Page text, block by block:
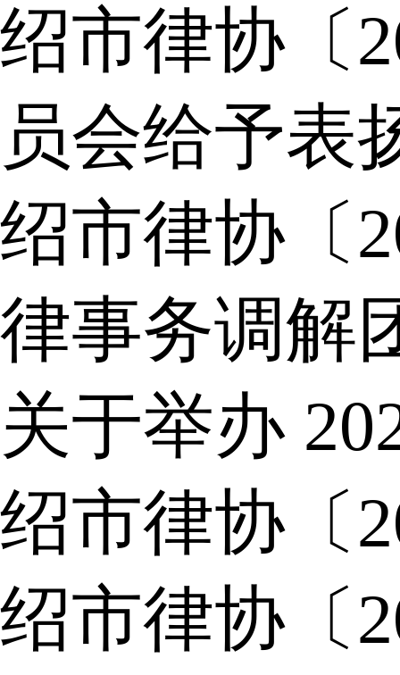
绍市律协〔
员会给予表
绍市律协〔
律事务调解
关于举办
绍市律协〔
绍市律协〔